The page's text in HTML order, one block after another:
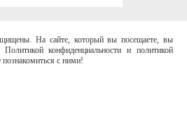
На сайте, который вы посещаете, вы
Политикой конфиденциальности и политикой
с ними!